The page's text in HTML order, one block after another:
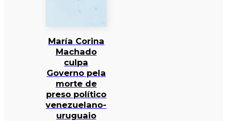
María Corina
Machado
culpa
Governo pela
morte de
preso político
venezuelano-
uruguaio